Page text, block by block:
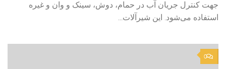
جهت کنترل جریان آب در حمام، دوش، سینک و وان و غیره
استفاده می‌شود. این شیرآلات...
0